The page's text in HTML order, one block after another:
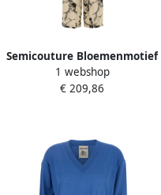
Semicouture Bloemenmotief
Witte Broek Vrouw White
Dames
1 webshop
€ 209,86